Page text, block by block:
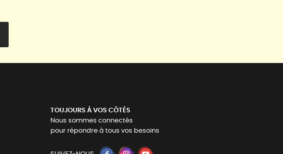
TOUJOURS Á VOS CÔTÉS
Nous sommes connectés
pour répondre à tous vos besoins